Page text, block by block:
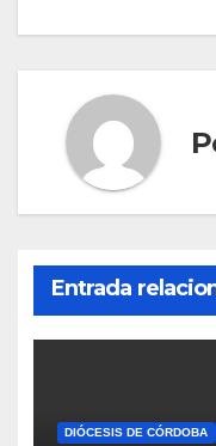
Entrada
DIÓCESIS DE CÓRDOBA